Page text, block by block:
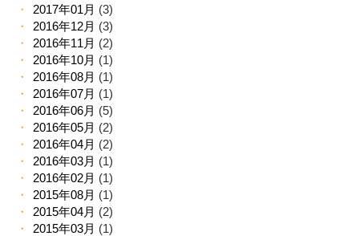
2017年01月 (3)
2016年12月 (3)
2016年11月 (2)
2016年10月 (1)
2016年08月 (1)
2016年07月 (1)
2016年06月 (5)
2016年05月 (2)
2016年04月 (2)
2016年03月 (1)
2016年02月 (1)
2015年08月 (1)
2015年04月 (2)
2015年03月 (1)